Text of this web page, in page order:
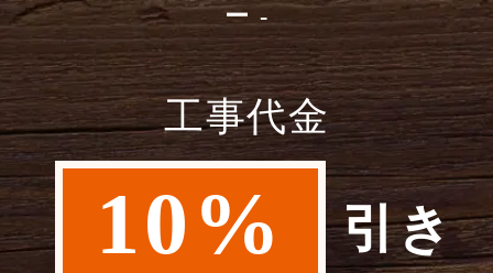
ー -
工事代金
10% 引き